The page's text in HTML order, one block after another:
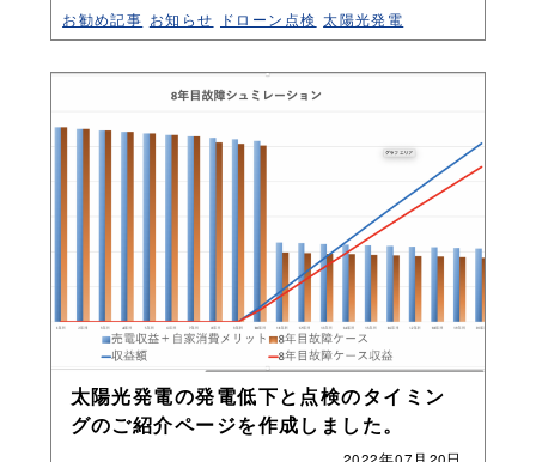
お勧め記事 お知らせ ドローン点検 太陽光発電
太陽光発電の発電低下と点検のタイミン
グのご紹介ページを作成しました。